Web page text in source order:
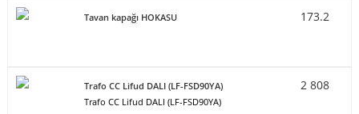
Tavan kapağı HOKASU 173.2
Trafo CC Lifud DALI (LF-FSD90YA)
Trafo CC Lifud DALI (LF-FSD90YA)
2 808